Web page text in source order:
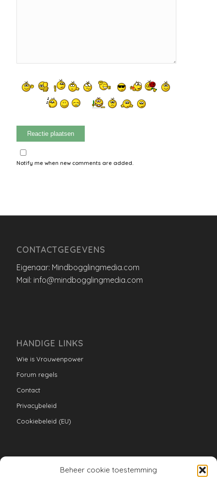
Beheer cookie toestemming
Notify me when new comments are added.
CONTACTGEGEVENS
Eigenaar: Mindbogglingmedia.com
Mail: info@mindbogglingmedia.com
HANDIGE LINKS
Wie is Vrouwenpower
Forum regels
Contact
Privacybeleid
Cookiebeleid (EU)